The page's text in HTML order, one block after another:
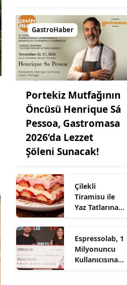
GastroHaber
Portekiz Mutfağının
Öncüsü Henrique Sá
Pessoa, Gastromasa
2026’da Lezzet
Şöleni Sunacak!
Çilekli
Tiramisu ile
Yaz Tatlarına
Espressolab, 1
Milyonuncu
Kullanıcısına